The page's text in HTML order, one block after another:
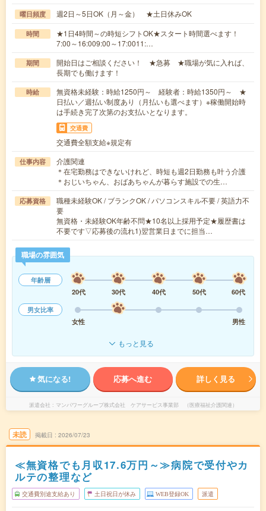
曜日頻度 週2日～5日OK（月～金） ★土日休みOK
時間
★1日4時間～の時短シフトOK★スタート時間選べます！
7:00～16:009:00～17:0011:…
期間
開始日はご相談ください！ ★急募 ★職場が気に入れば、
長期でも働けます！
時給
無資格未経験：時給1250円～ 経験者：時給1350円～ ★
日払い／週払い制度あり（月払いも選べます）※稼働開始時
は手続き完了次第のお支払いとなります。
交通費
交通費全額支給※規定有
仕事内容
介護関連
＊在宅勤務はできないけれど、時短も週2日勤務も叶う介護
＊おじいちゃん、おばあちゃんが暮らす施設での生…
応募資格
職種未経験OK / ブランクOK / パソコンスキル不要 / 英語力不
要
無資格・未経験OK年齢不問★10名以上採用予定★履歴書は
不要です▽応募後の流れ1)翌営業日までに担当…
職場の雰囲気
年齢層
20代
30代 40代 50代
60代
男女比率
女性
男性
もっと見る
気になる! 応募へ進む 詳しく見る
派遣会社 マンパワーグループ株式会社 ケアサービス事業部 （医療福祉介護関連）
未読 掲載日 2026/07/23
≪無資格でも月収17.6万円～≫病院で受付やカ
ルテの整理など
交通費別途支給あり 土日祝日が休み WEB登録OK 派遣